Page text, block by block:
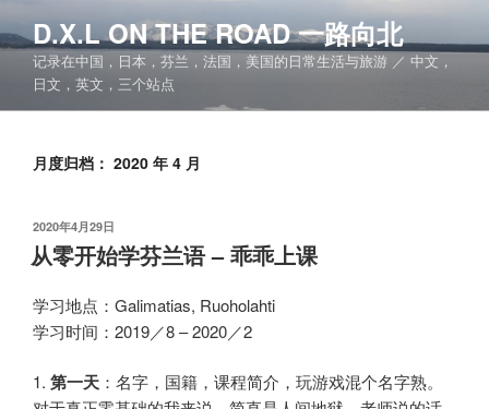
至
D.X.L ON THE ROAD 一路向北
记录在中国，日本，芬兰，法国，美国的日常生活与旅游 ／ 中文，
日文，英文，三个站点
月度归档： 2020 年 4 月
发
布
于
2020年4月29日
从零开始学芬兰语 – 乖乖上课
学习地点：Galimatias, Ruoholahti
学习时间：2019／8 – 2020／2
1. 第一天 ：名字，国籍，课程简介，玩游戏混个名字熟。